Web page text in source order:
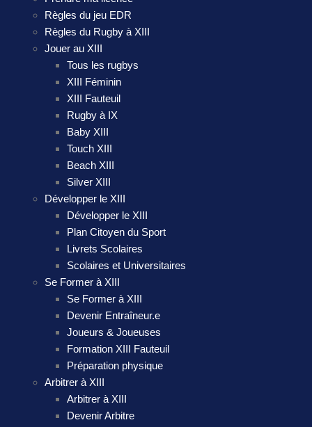
Règles du jeu EDR
Règles du Rugby à XIII
Jouer au XIII
Tous les rugbys
XIII Féminin
XIII Fauteuil
Rugby à IX
Baby XIII
Touch XIII
Beach XIII
Silver XIII
Développer le XIII
Développer le XIII
Plan Citoyen du Sport
Livrets Scolaires
Scolaires et Universitaires
Se Former à XIII
Se Former à XIII
Devenir Entraîneur.e
Joueurs & Joueuses
Formation XIII Fauteuil
Préparation physique
Arbitrer à XIII
Arbitrer à XIII
Devenir Arbitre